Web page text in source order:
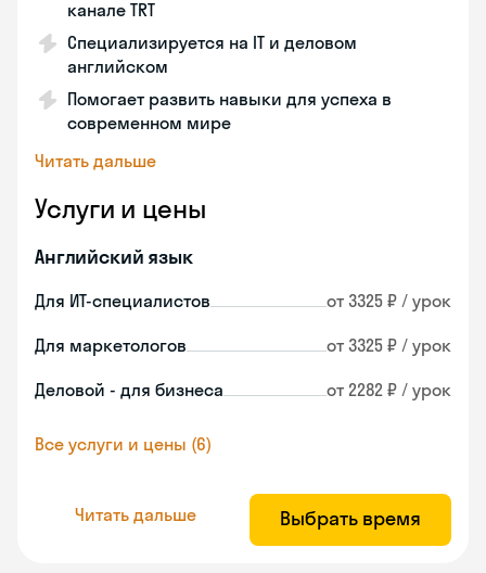
канале TRT
Специализируется на IT и деловом
английском
Помогает развить навыки для успеха в
современном мире
Читать дальше
Услуги и цены
Английский язык
Для ИТ-специалистов от 3325 ₽ / урок
Для маркетологов от 3325 ₽ / урок
Деловой - для бизнеса от 2282 ₽ / урок
Все услуги и цены (6)
Читать дальше Выбрать время